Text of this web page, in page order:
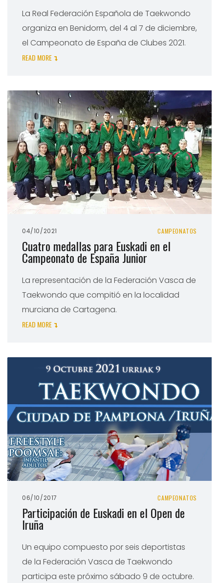
La Real Federación Española de Taekwondo
organiza en Benidorm, del 4 al 7 de diciembre,
el Campeonato de España de Clubes 2021.
READ MORE
04/10/2021 CAMPEONATOS
Cuatro medallas para Euskadi en el
Campeonato de España Junior
La representación de la Federación Vasca de
Taekwondo que compitió en la localidad
murciana de Cartagena.
READ MORE
06/10/2017 CAMPEONATOS
Participación de Euskadi en el Open de
Iruña
Un equipo compuesto por seis deportistas
de la Federación Vasca de Taekwondo
participa este próximo sábado 9 de octubre.